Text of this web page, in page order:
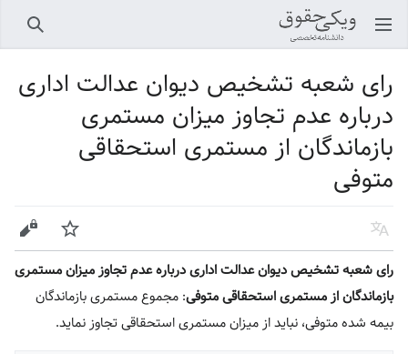
باز کردن منو اصلی جستجو
رای شعبه تشخیص دیوان عدالت اداری
درباره عدم تجاوز میزان مستمری
بازماندگان از مستمری استحقاقی
متوفی
زبان پیگیری ویرایش
رای شعبه تشخیص دیوان عدالت اداری درباره عدم تجاوز میزان مستمری
بازماندگان از مستمری استحقاقی متوفی: مجموع مستمری بازماندگان
بیمه شده متوفی، نباید از میزان مستمری استحقاقی تجاوز نماید.